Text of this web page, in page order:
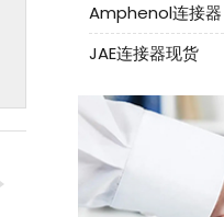
Amphenol连接器
JAE连接器现货